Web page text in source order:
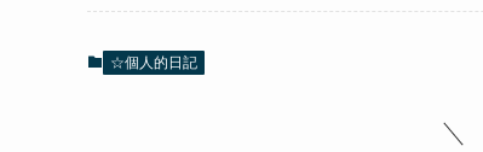
☆個人的日記